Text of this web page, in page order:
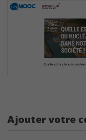
Ajouter votre